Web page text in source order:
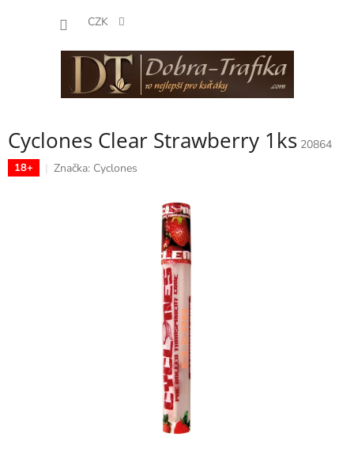
CZK
Cyclones Clear Strawberry 1ks 20864
18+ Značka: Cyclones